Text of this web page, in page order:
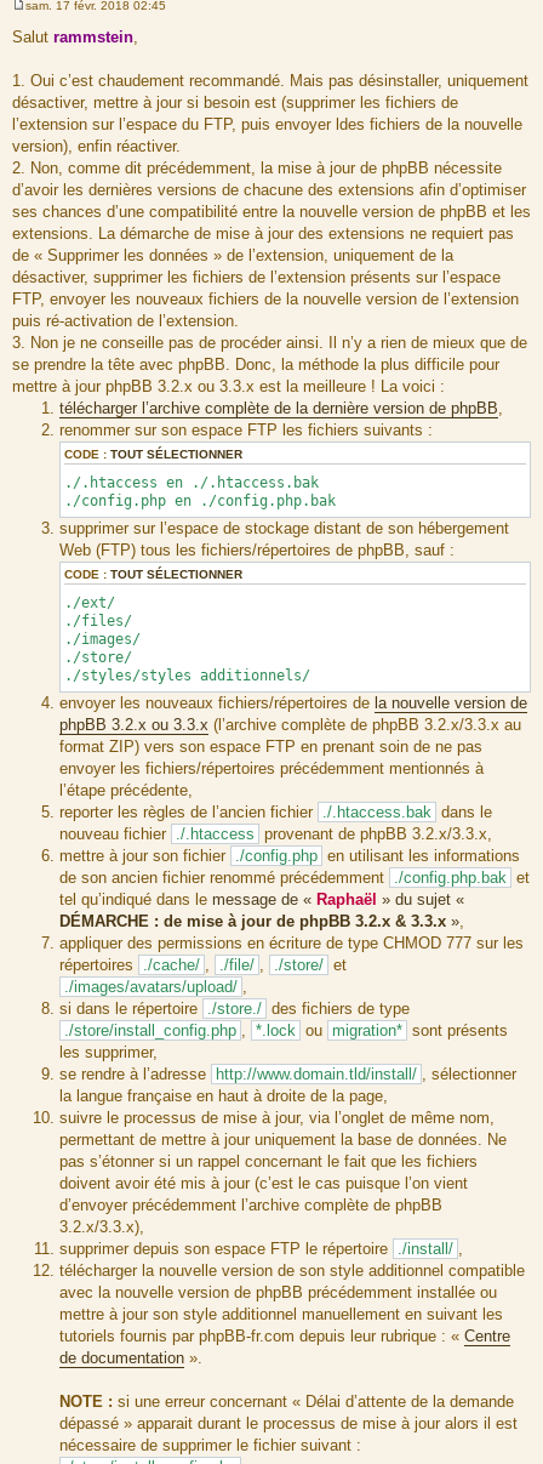
e
s
a
g
e
sam. 17 févr. 2018 02:45
Salut rammstein
1. Oui c’est chaudement recommandé. Mais pas désinstaller, uniquement
désactiver, mettre à jour si besoin est (supprimer les fichiers de
l’extension sur l’espace du FTP, puis envoyer ldes fichiers de la nouvelle
version), enfin réactiver.
2. Non, comme dit précédemment, la mise à jour de phpBB nécessite
d’avoir les dernières versions de chacune des extensions afin d’optimiser
ses chances d’une compatibilité entre la nouvelle version de phpBB et les
extensions. La démarche de mise à jour des extensions ne requiert pas
de « Supprimer les données » de l’extension, uniquement de la
désactiver, supprimer les fichiers de l’extension présents sur l’espace
FTP, envoyer les nouveaux fichiers de la nouvelle version de l’extension
puis ré-activation de l’extension.
3. Non je ne conseille pas de procéder ainsi. Il n’y a rien de mieux que de
se prendre la tête avec phpBB. Donc, la méthode la plus difficile pour
mettre à jour phpBB 3.2.x ou 3.3.x est la meilleure ! La voici :
télécharger l’archive complète de la dernière version de phpBB
renommer sur son espace FTP les fichiers suivants :
CODE : TOUT SÉLECTIONNER
./.htaccess en ./.htaccess.bak
./config.php en ./config.php.bak
supprimer sur l’espace de stockage distant de son hébergement
Web (FTP) tous les fichiers/répertoires de phpBB, sauf :
CODE : TOUT SÉLECTIONNER
./ext/
./files/
./images/
./store/
./styles/styles additionnels/
envoyer les nouveaux fichiers/répertoires de la nouvelle version de
phpBB 3.2.x ou 3.3.x (l’archive complète de phpBB 3.2.x/3.3.x au
format ZIP) vers son espace FTP en prenant soin de ne pas
envoyer les fichiers/répertoires précédemment mentionnés à
l’étape précédente,
reporter les règles de l’ancien fichier
./.htaccess.bak dans le
nouveau fichier
./.htaccess provenant de phpBB 3.2.x/3.3.x,
mettre à jour son fichier
./config.php en utilisant les informations
de son ancien fichier renommé précédemment
./config.php.bak et
tel qu’indiqué dans le message de « Raphaël » du sujet «
DÉMARCHE : de mise à jour de phpBB 3.2.x & 3.3.x »
appliquer des permissions en écriture de type CHMOD 777 sur les
répertoires
./cache/ ./file/ ./store/ et
./images/avatars/upload/
si dans le répertoire
./store./ des fichiers de type
./store/install_config.php
*.lock ou migration* sont présents
les supprimer,
se rendre à l’adresse http://www.domain.tld/install/
, sélectionner
la langue française en haut à droite de la page,
suivre le processus de mise à jour, via l’onglet de même nom,
permettant de mettre à jour uniquement la base de données. Ne
pas s’étonner si un rappel concernant le fait que les fichiers
doivent avoir été mis à jour (c’est le cas puisque l’on vient
d’envoyer précédemment l’archive complète de phpBB
3.2.x/3.3.x),
supprimer depuis son espace FTP le répertoire
./install/
télécharger la nouvelle version de son style additionnel compatible
avec la nouvelle version de phpBB précédemment installée ou
mettre à jour son style additionnel manuellement en suivant les
tutoriels fournis par phpBB-fr.com depuis leur rubrique : « Centre
de documentation ».
NOTE : si une erreur concernant « Délai d’attente de la demande
dépassé » apparait durant le processus de mise à jour alors il est
nécessaire de supprimer le fichier suivant :